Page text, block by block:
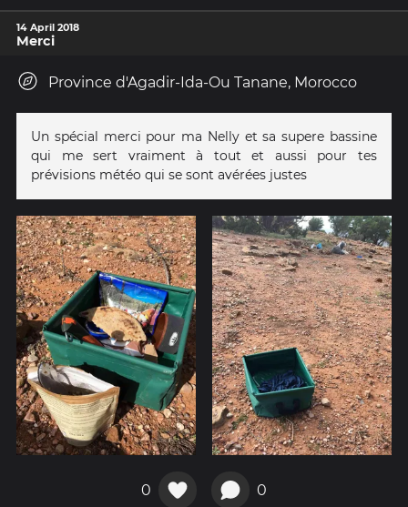
14 April 2018
Merci
Province d'Agadir-Ida-Ou Tanane, Morocco
Un spécial merci pour ma Nelly et sa supere bassine
qui me sert vraiment à tout et aussi pour tes
prévisions météo qui se sont avérées justes
0 0